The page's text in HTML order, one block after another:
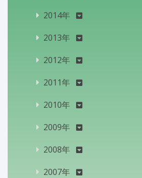
2014年
2013年
2012年
2011年
2010年
2009年
2008年
2007年